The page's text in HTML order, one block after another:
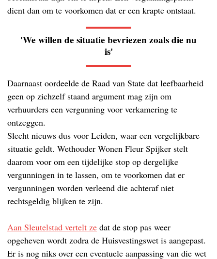
dient dan om te voorkomen dat er een krapte ontstaat.
'We willen de situatie bevriezen zoals die nu
is'
Daarnaast oordeelde de Raad van State dat leefbaarheid
geen op zichzelf staand argument mag zijn om
verhuurders een vergunning voor verkamering te
ontzeggen.
Slecht nieuws dus voor Leiden, waar een vergelijkbare
situatie geldt. Wethouder Wonen Fleur Spijker stelt
daarom voor om een tijdelijke stop op dergelijke
vergunningen in te lassen, om te voorkomen dat er
vergunningen worden verleend die achteraf niet
rechtsgeldig blijken te zijn.
Aan Sleutelstad vertelt ze dat de stop pas weer
opgeheven wordt zodra de Huisvestingswet is aangepast.
Er is nog niks over een eventuele aanpassing van die wet